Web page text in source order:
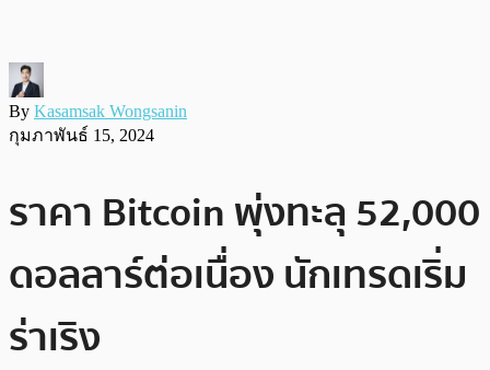
By Kasamsak Wongsanin
กุมภาพันธ์ 15, 2024
ราคา Bitcoin พุ่งทะลุ 52,000
ดอลลาร์ต่อเนื่อง นักเทรดเริ่ม
ร่าเริง